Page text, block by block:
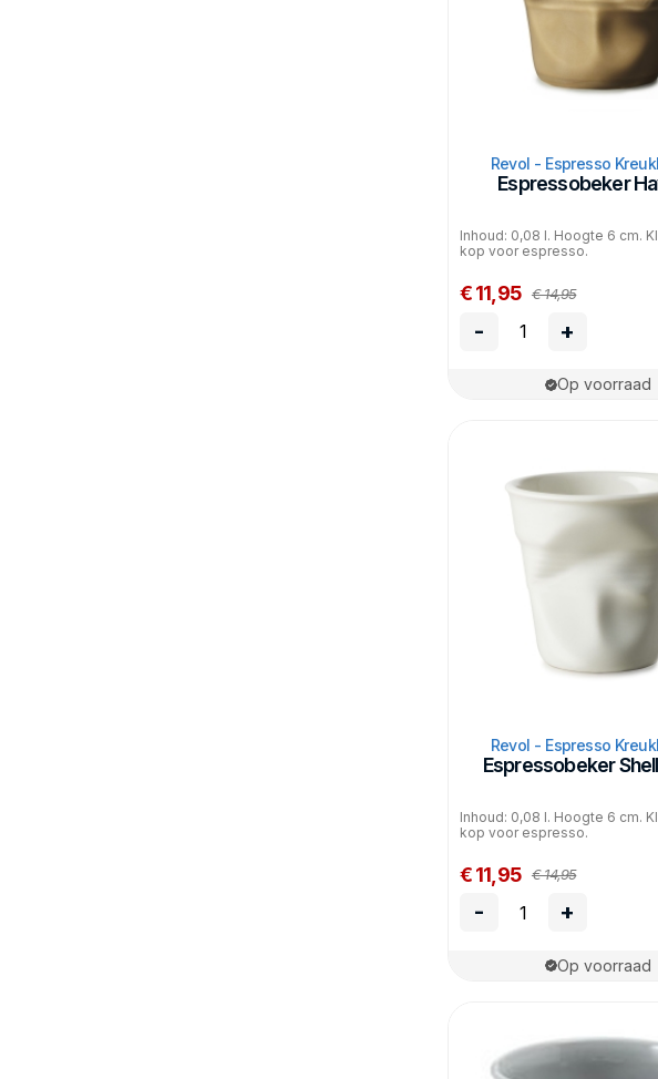
Revol - Espresso
Espressobeker
Inhoud: 0,08 l. Hoogte 6 cm.
kop voor espresso.
€ 11,95 € 14,95
- +
Op voorraad
Revol - Espresso
Espressobeker
Inhoud: 0,08 l. Hoogte 6 cm.
kop voor espresso.
€ 11,95 € 14,95
- +
Op voorraad